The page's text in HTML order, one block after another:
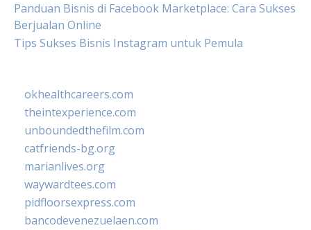
Panduan Bisnis di Facebook Marketplace: Cara Sukses
Berjualan Online
Tips Sukses Bisnis Instagram untuk Pemula
okhealthcareers.com
theintexperience.com
unboundedthefilm.com
catfriends-bg.org
marianlives.org
waywardtees.com
pidfloorsexpress.com
bancodevenezuelaen.com